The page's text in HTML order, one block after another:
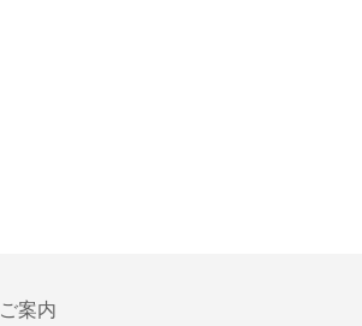
ご案内